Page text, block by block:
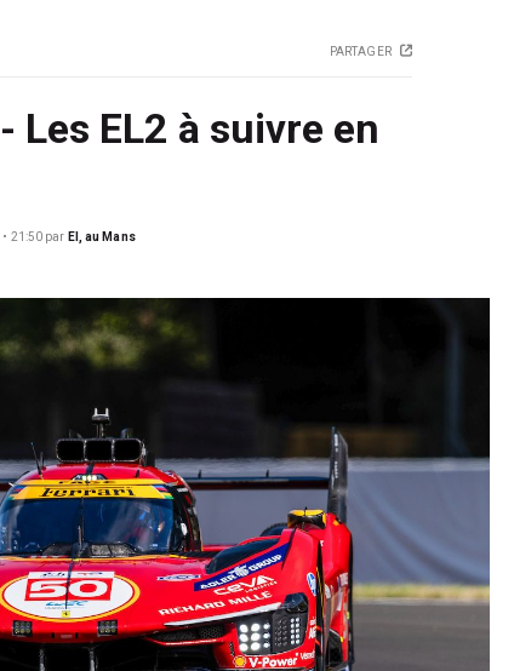
PARTAGER
Les EL2 à suivre en
21:50 par EI, au Mans